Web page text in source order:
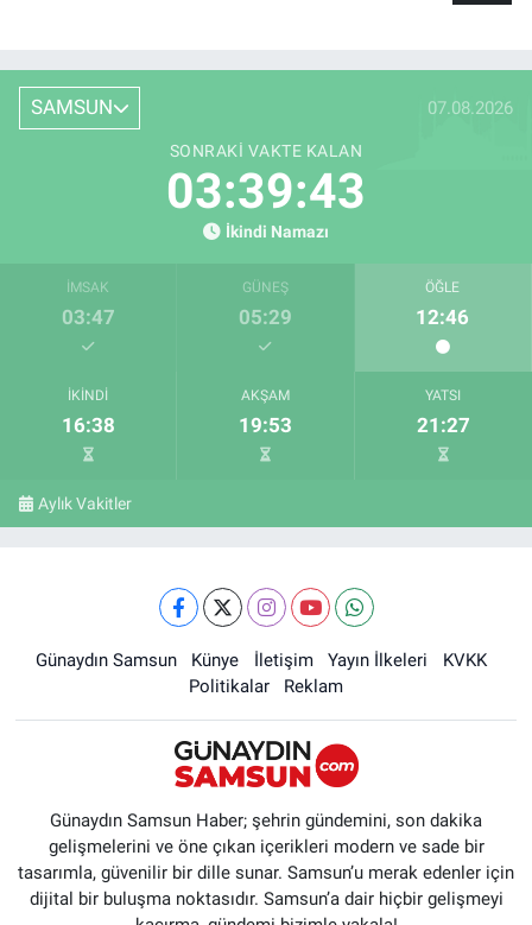
SAMSUN 07.08.2026
SONRAKI VAKTE KALAN
03:39:42
İkindi Namazı
İMSAK
03:47
GÜNEŞ
05:29
ÖĞLE
12:46
İKINDI
16:38
AKŞAM
19:53
YATSI
21:27
Aylık Vakitler
Günaydın Samsun Künye İletişim Yayın İlkeleri
KVKK
Politikalar
Reklam
Günaydın Samsun Haber; şehrin gündemini, son dakika
gelişmelerini ve öne çıkan içerikleri modern ve sade bir
tasarımla, güvenilir bir dille sunar. Samsun’u merak edenler için
dijital bir buluşma noktasıdır. Samsun’a dair hiçbir gelişmeyi